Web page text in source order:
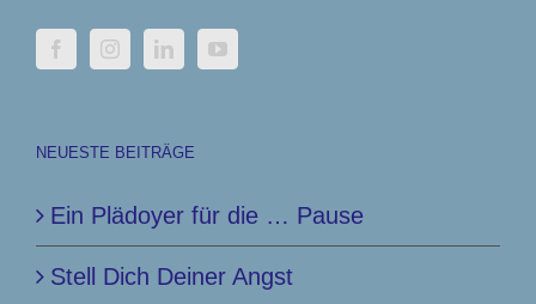
NEUESTE BEITRÄGE
Ein Plädoyer für die … Pause
Stell Dich Deiner Angst